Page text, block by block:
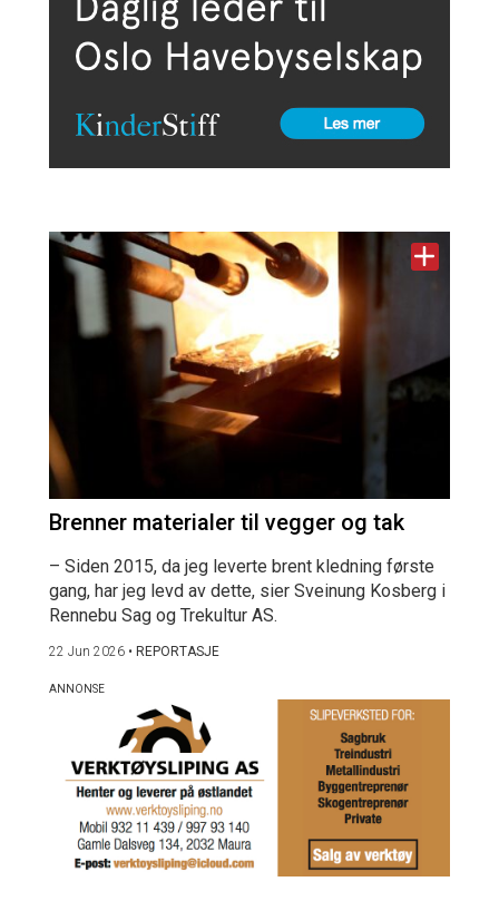
Brenner materialer til vegger og tak
– Siden 2015, da jeg leverte brent kledning første
gang, har jeg levd av dette, sier Sveinung Kosberg i
Rennebu Sag og Trekultur AS.
22 Jun 2026 • REPORTASJE